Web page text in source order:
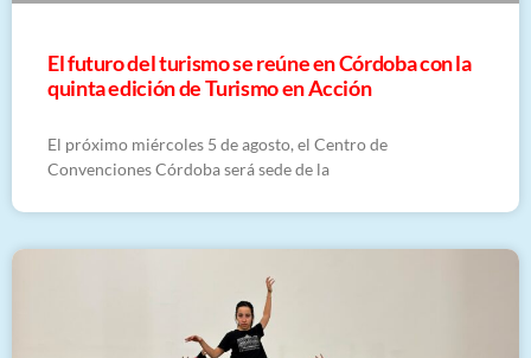
El futuro del turismo se reúne en Córdoba con la
quinta edición de Turismo en Acción
El próximo miércoles 5 de agosto, el Centro de
Convenciones Córdoba será sede de la